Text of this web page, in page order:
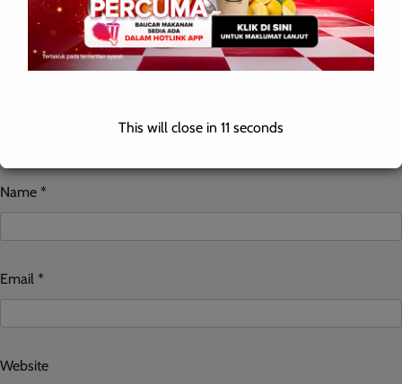
Name *
Email *
Website
This will close in 10 seconds